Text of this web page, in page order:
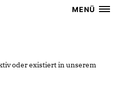
MENÜ
oder existiert in unserem